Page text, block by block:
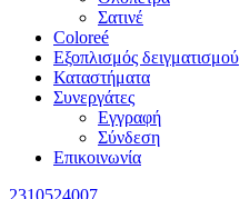
Σατινέ
Coloreé
Εξοπλισμός δειγματισμού
Καταστήματα
Συνεργάτες
Εγγραφή
Σύνδεση
Επικοινωνία
2310524007